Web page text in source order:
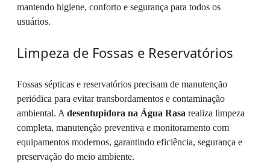
mantendo higiene, conforto e segurança para todos os
usuários.
Limpeza de Fossas e Reservatórios
Fossas sépticas e reservatórios precisam de manutenção
periódica para evitar transbordamentos e contaminação
ambiental. A desentupidora na Água Rasa realiza limpeza
completa, manutenção preventiva e monitoramento com
equipamentos modernos, garantindo eficiência, segurança e
preservação do meio ambiente.